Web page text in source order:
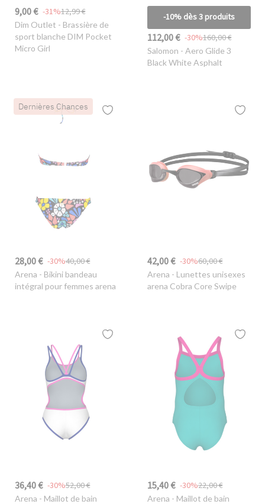
9,00 € 12,99 €
-31%
Dim Outlet - Brassière de
sport blanche DIM Pocket
Micro Girl
-10% dès 3 produits
112,00 € 160,00 €
-30%
Salomon - Aero Glide 3
Black White Asphalt
Dernières Chances
28,00 € 40,00 €
-30%
Arena - Bikini bandeau
intégral pour femmes arena
42,00 € 60,00 €
-30%
Arena - Lunettes unisexes
arena Cobra Core Swipe
36,40 € 52,00 €
-30%
Arena - Maillot de bain
15,40 € 22,00 €
-30%
Arena - Maillot de bain